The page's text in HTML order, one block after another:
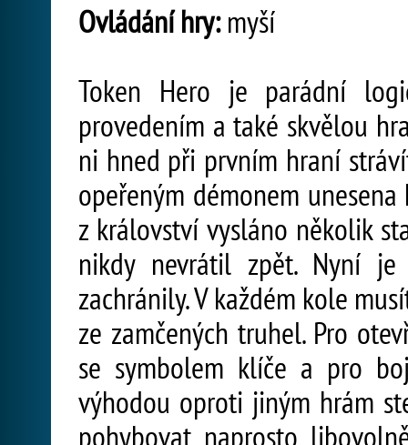
Ovládání hry:myší
Token Hero je parádní
provedením a také skvělou
ni hned při prvním hraní
opeřeným démonem
z království vysláno několik
nikdy nevrátil zpět. Nyní
zachránily. V každém kole
ze zamčených truhel. Pro
se symbolem klíče a pro
výhodou oproti jiným hrám
pohybovat naprosto